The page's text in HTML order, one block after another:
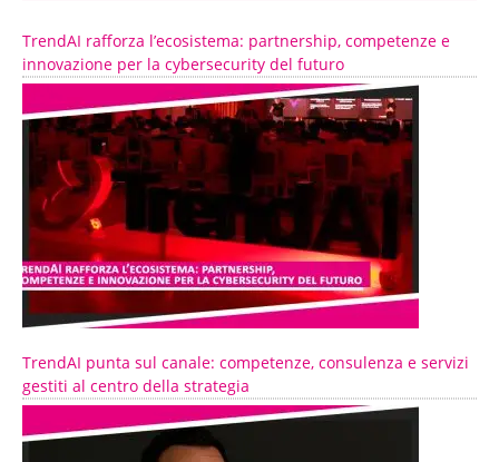
TrendAI rafforza l’ecosistema: partnership, competenze e
innovazione per la cybersecurity del futuro
TrendAI punta sul canale: competenze, consulenza e servizi
gestiti al centro della strategia